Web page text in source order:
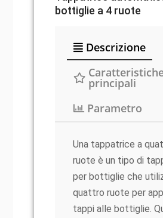
bottiglie a 4 ruote
Descrizione
principali
Parametro
Una tappatrice a
ruote è un tipo di
per bottiglie che
quattro ruote per
tappi alle bottiglie.